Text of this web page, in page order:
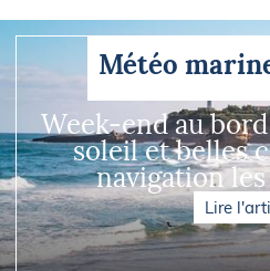
Météo
Week-end au bord
soleil et belles
navigation
Lire